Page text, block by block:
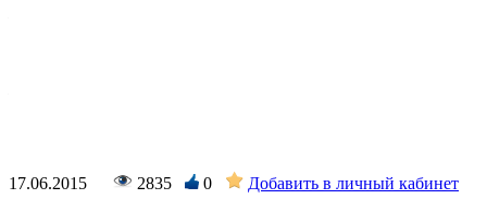
наличии
сайта
17.06.2015 2835 0 Добавить в личный кабинет